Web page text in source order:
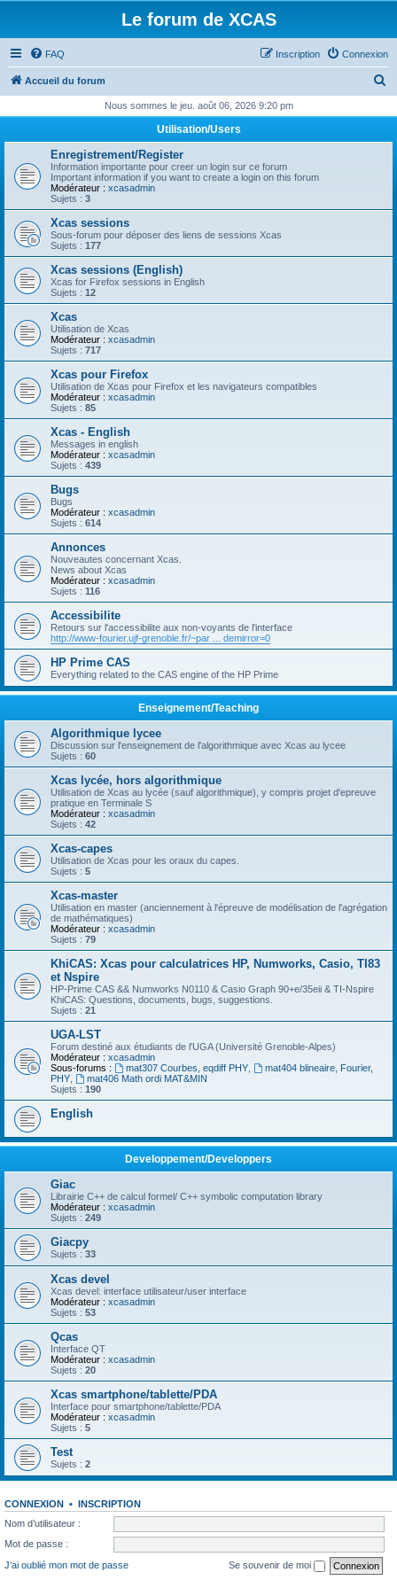
Le forum de XCAS
FAQ Connexion
Inscription
Accueil du forum
h
c
Nous sommes le jeu. août 06, 2026 9:20 pm
Utilisation/Users
Enregistrement/Register
Information importante pour creer un login sur ce forum
Important information if you want to create a login on this forum
Modérateur : xcasadmin
Sujets : 3
Xcas sessions
Sous-forum pour déposer des liens de sessions Xcas
Sujets : 177
Xcas sessions (English)
Xcas for Firefox sessions in English
Sujets : 12
Xcas
Utilisation de Xcas
Modérateur : xcasadmin
Sujets : 717
Xcas pour Firefox
Utilisation de Xcas pour Firefox et les navigateurs compatibles
Modérateur : xcasadmin
Sujets : 85
Xcas - English
Messages in english
Modérateur : xcasadmin
Sujets : 439
Bugs
Bugs
Modérateur : xcasadmin
Sujets : 614
Annonces
Nouveautes concernant Xcas.
News about Xcas
Modérateur : xcasadmin
Sujets : 116
Accessibilite
Retours sur l'accessibilite aux non-voyants de l'interface
http://www-fourier.ujf-grenoble.fr/~par ... demirror=0
HP Prime CAS
Everything related to the CAS engine of the HP Prime
Enseignement/Teaching
Algorithmique lycee
Discussion sur l'enseignement de l'algorithmique avec Xcas au lycee
Sujets : 60
Xcas lycée, hors algorithmique
Utilisation de Xcas au lycée (sauf algorithmique), y compris projet d'epreuve
pratique en Terminale S
Modérateur : xcasadmin
Sujets : 42
Xcas-capes
Utilisation de Xcas pour les oraux du capes.
Sujets : 5
Xcas-master
Utilisation en master (anciennement à l'épreuve de modélisation de l'agrégation
de mathématiques)
Modérateur : xcasadmin
Sujets : 79
KhiCAS: Xcas pour calculatrices HP, Numworks, Casio, TI83
et Nspire
HP-Prime CAS && Numworks N0110 & Casio Graph 90+e/35eii & TI-Nspire
KhiCAS: Questions, documents, bugs, suggestions.
Sujets : 21
UGA-LST
Forum destiné aux étudiants de l'UGA (Université Grenoble-Alpes)
Modérateur : xcasadmin
Sous-forums :
mat307 Courbes, eqdiff PHY,
mat404 blineaire, Fourier,
PHY
mat406 Math ordi MAT&MIN
Sujets : 190
English
Developpement/Developpers
Giac
Librairie C++ de calcul formel/ C++ symbolic computation library
Modérateur : xcasadmin
Sujets : 249
Giacpy
Sujets : 33
Xcas devel
Xcas devel: interface utilisateur/user interface
Modérateur : xcasadmin
Sujets : 53
Qcas
Interface QT
Modérateur : xcasadmin
Sujets : 20
Xcas smartphone/tablette/PDA
Interface pour smartphone/tablette/PDA
Modérateur : xcasadmin
Sujets : 5
Test
Sujets : 2
CONNEXION • INSCRIPTION
Nom d’utilisateur :
Mot de passe :
J’ai oublié mon mot de passe
Se souvenir de moi